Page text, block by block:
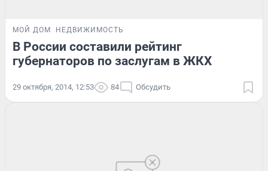
МОЙ ДОМ НЕДВИЖИМОСТЬ
В России составили рейтинг
губернаторов по заслугам в ЖКХ
29 октября, 2014, 12:53 84 Обсудить